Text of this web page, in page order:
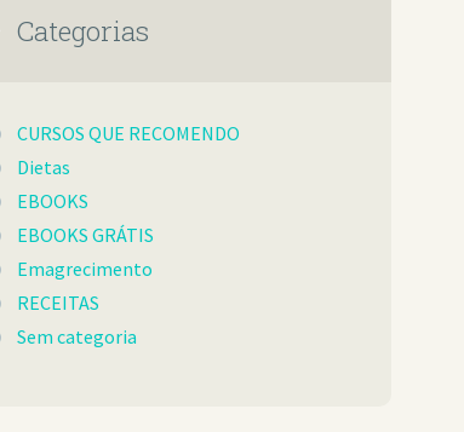
Categorias
CURSOS QUE RECOMENDO
Dietas
EBOOKS
EBOOKS GRÁTIS
Emagrecimento
RECEITAS
Sem categoria